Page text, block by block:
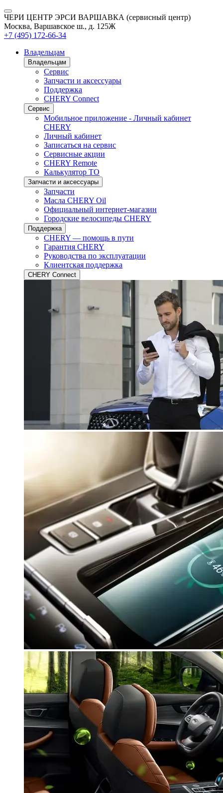
ЧЕРИ ЦЕНТР ЭРСИ ВАРШАВКА (сервисный центр)
Москва, Варшавское ш., д. 125Ж
+7 (495) 172-66-34
Владельцам
Владельцам
Сервис
Запчасти и аксессуары
Поддержка
CHERY Connect
Сервис
Мобильное приложение - Личный кабинет
CHERY
Личный кабинет
Записаться на сервис
Сервисные акции
CHERY Remote
Калькулятор ТО
Запчасти и аксессуары
Запчасти
Масла CHERY Oil
Официальный интернет-магазин
Городские велосипеды CHERY
Поддержка
CHERY — помощь в пути
Гарантия CHERY
Руководства по эксплуатации
Клиентская поддержка
CHERY Connect